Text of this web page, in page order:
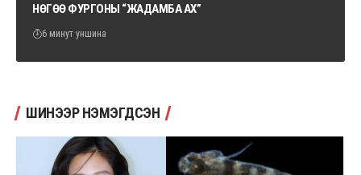
НӨГӨӨ ФУРГОНЫ “ЖАДАМБА АХ”
6 минут уншина
ШИНЭЭР НЭМЭГДСЭН